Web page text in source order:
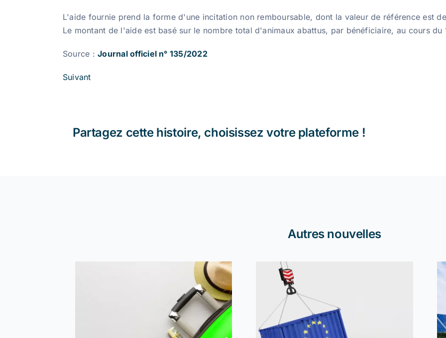
L'aide fournie prend la forme d'une incitation non remboursable, dont la valeur de référence est
Le montant de l'aide est basé sur le nombre total d'animaux abattus, par bénéficiaire, au cours du
Source :Journal officiel n° 135/2022
Suivant
Partagez cette histoire, choisissez votre plateforme !
Autres nouvelles